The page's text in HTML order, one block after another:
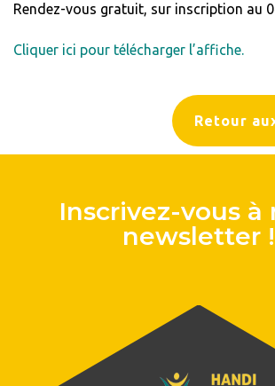
Retour
Rendez-vous gratuit, sur inscription au
Cliquer ici pour télécharger l’affiche.
Inscrivez-vous à
newsletter !